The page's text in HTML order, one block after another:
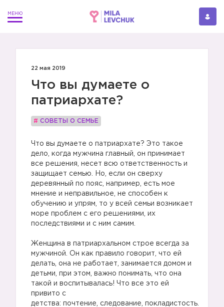
22 мая 2019
Что вы думаете о
патриархате?
# СОВЕТЫ О СЕМЬЕ
Что вы думаете о патриархате? Это такое
дело, когда мужчина главный, он принимает
все решения, несет всю ответственность и
защищает семью. Но, если он сверху
деревянный по пояс, например, есть мое
мнение и неправильное, не способен к
обучению и упрям, то у всей семьи возникает
море проблем с его решениями, их
последствиями и с ним самим.
Женщина в патриархальном строе всегда за
мужчиной. Он как правило говорит, что ей
делать, она не работает, занимается домом и
детьми, при этом, важно понимать, что она
такой и воспитывалась! Что все это ей
привито с
детства: почтение, следование, покладистость.